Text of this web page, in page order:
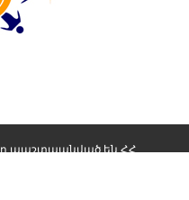
պաշտպանված են ՀՀ